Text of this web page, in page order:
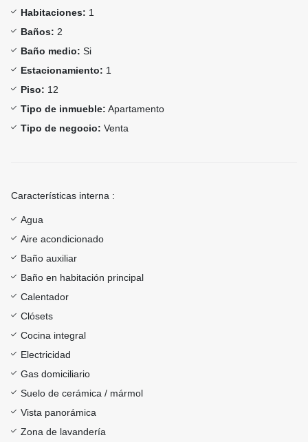
Habitaciones: 1
Baños: 2
Baño medio: Si
Estacionamiento: 1
Piso: 12
Tipo de inmueble: Apartamento
Tipo de negocio: Venta
Características interna :
Agua
Aire acondicionado
Baño auxiliar
Baño en habitación principal
Calentador
Clósets
Cocina integral
Electricidad
Gas domiciliario
Suelo de cerámica / mármol
Vista panorámica
Zona de lavandería